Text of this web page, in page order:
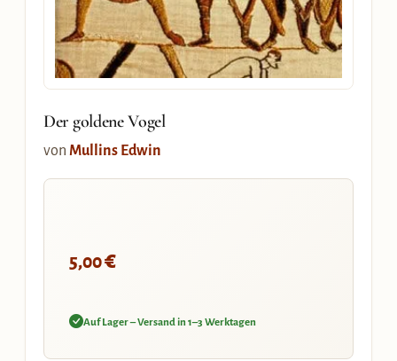
Der goldene Vogel
von Mullins Edwin
5,00€
Auf Lager – Versand in 1–3 Werktagen